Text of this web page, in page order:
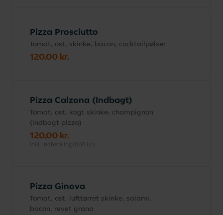
Pizza Prosciutto
Tomat, ost, skinke, bacon, cocktailpølser
120,00 kr.
Pizza Calzona (Indbagt)
Tomat, ost, kogt skinke, champignon
(indbagt pizza)
120,00 kr.
inkl. indbetaling (0,00 kr.)
Pizza Ginova
Tomat, ost, lufttørret skinke, salami,
bacon, revet grana